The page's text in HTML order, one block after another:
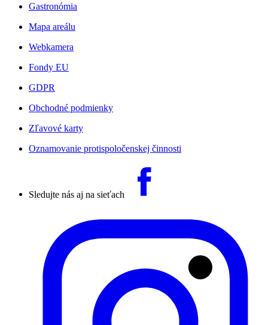
Gastronómia
Mapa areálu
Webkamera
Fondy EU
GDPR
Obchodné podmienky
Zľavové karty
Oznamovanie protispoločenskej činnosti
Sledujte nás aj na sieťach